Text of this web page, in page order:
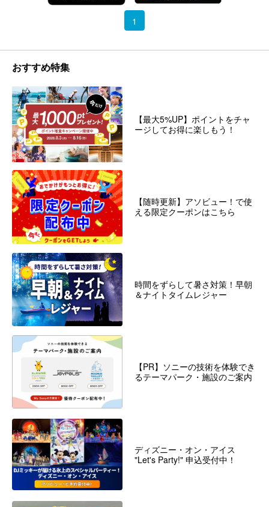
1
おすすめ特集
【最大5%UP】ポイントをチャ
ージしてお得に楽しもう！
【随時更新】アソビュー！で使
える限定クーポンはこちら
時間をずらして暑さ対策！早朝
＆ナイトタイムレジャー
【PR】ソニーの技術を体験でき
るテーマパーク・施設のご案内
ディズニー・オン・アイス
"Let's Party!" 申込受付中！